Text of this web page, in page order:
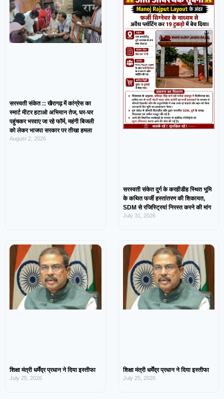
सरस्वती संकेत :: खैरागढ़ में कांग्रेस का
स्मार्ट मीटर हटाओ अभियान तेज, घर-घर
पहुंचकर भरवाए जा रहे फॉर्म, महंगी बिजली
को लेकर भाजपा सरकार पर तीखा हमला
August 2, 2026
सरस्वती संकेत दुर्ग के करहीडीह स्थित भूमि
के कथित फर्जी हस्तांतरण की शिकायत,
SDM से रजिस्ट्रियां निरस्त करने की मांग
July 31, 2026
शिक्षा मंत्री धर्मेंद्र प्रधान ने दिया इस्तीफा
July 25, 2026
शिक्षा मंत्री धर्मेंद्र प्रधान ने दिया इस्तीफा
July 25, 2026